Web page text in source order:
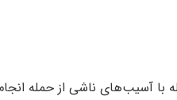
با آسیب‌های ناشی از حمله